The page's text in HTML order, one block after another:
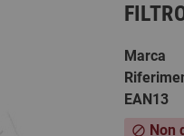
Marca
EAN13
block Non